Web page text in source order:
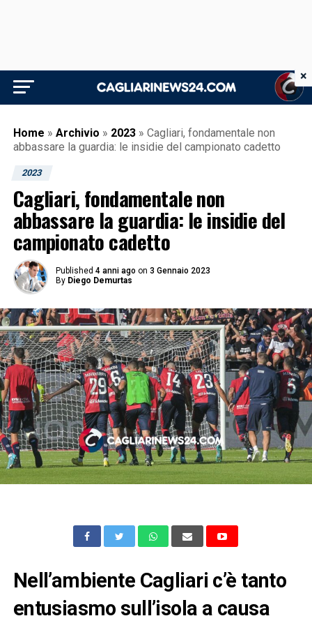
Home » Archivio » 2023 » Cagliari, fondamentale non
abbassare la guardia: le insidie del campionato cadetto
2023
Cagliari, fondamentale non
abbassare la guardia: le insidie del
campionato cadetto
Published 4 anni ago on 3 Gennaio 2023
By Diego Demurtas
Nell’ambiente Cagliari c’è tanto
entusiasmo sull’isola a causa
×